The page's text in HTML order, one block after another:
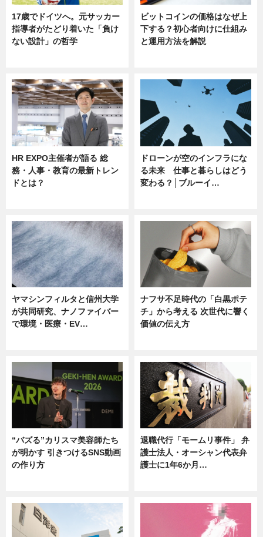
17歳でドイツへ。元サッカー
指導者がたどり着いた「負け
ない設計」の哲学
ビットコインの価格はなぜ上
下する？初心者向けに仕組み
と運用方法を解説
HR EXPO主催者が語る 総
務・人事・教育の最新トレン
ドとは？
ドローンが空のインフラにな
る未来 仕事と暮らしはどう
変わる？│ブルーイ…
ヤマシンフィルタと信州大学
が共同研究、ナノファイバー
で環境・医療・EV…
ナフサ不足時代の「白黒ポテ
チ」から考える 次世代に響く
価値の伝え方
“バズる”カリスマ美容師たち
が明かす 引きつけるSNS動画
の作り方
退職代行「モームリ事件」 弁
護士法人・オーシャン代表弁
護士に1年6か月…